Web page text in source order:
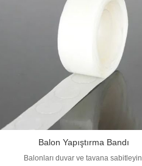
Balon Yapıştırma Bandı
Balonları duvar ve tavana sabitleyin.